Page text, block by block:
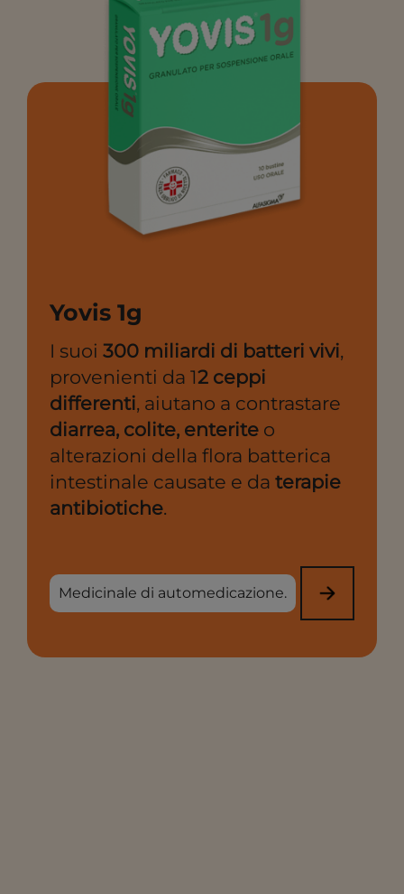
Yovis 1g
I suoi 300 miliardi di batteri vivi,
provenienti da 12 ceppi
differenti, aiutano a contrastare
diarrea, colite, enterite o
alterazioni della flora batterica
intestinale causate e da terapie
antibiotiche.
Medicinale di automedicazione.